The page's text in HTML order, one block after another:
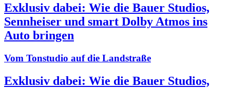
Exklusiv dabei: Wie die Bauer Studios,
Sennheiser und smart Dolby Atmos ins
Auto bringen
Vom Tonstudio auf die Landstraße
Exklusiv dabei: Wie die Bauer Studios,